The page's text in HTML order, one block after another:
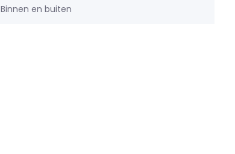
Binnen en buiten